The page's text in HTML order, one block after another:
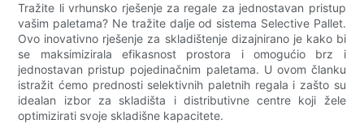
Tražite li vrhunsko rješenje za regale za jednostavan pristup
vašim paletama? Ne tražite dalje od sistema Selective Pallet.
Ovo inovativno rješenje za skladištenje dizajnirano je kako bi
se maksimizirala efikasnost prostora i omogućio brz i
jednostavan pristup pojedinačnim paletama. U ovom članku
istražit ćemo prednosti selektivnih paletnih regala i zašto su
idealan izbor za skladišta i distributivne centre koji žele
optimizirati svoje skladišne kapacitete.